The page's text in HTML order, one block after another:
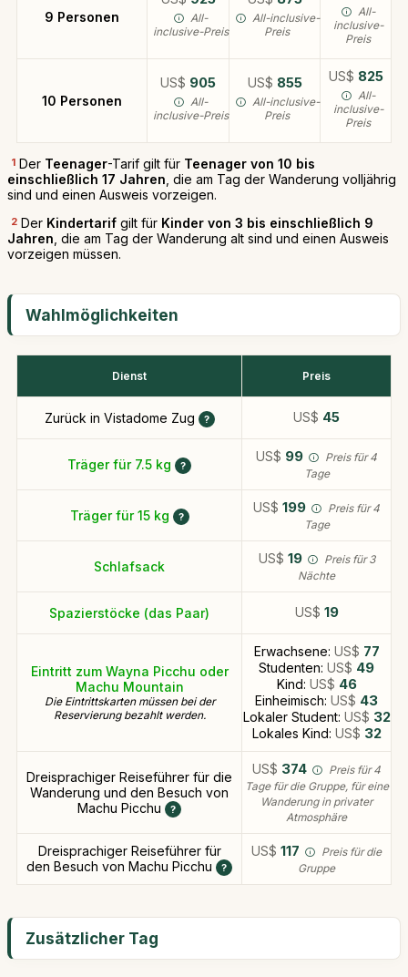
9 Personen
All-
inclusive-Preis
All-inclusive-
Preis
All-
inclusive-
Preis
10 Personen
US$ 905
All-
inclusive-Preis
US$ 855
All-inclusive-
Preis
US$ 825
All-
inclusive-
Preis
1 Der Teenager-Tarif gilt für Teenager von 10 bis
einschließlich 17 Jahren , die am Tag der Wanderung volljährig
sind und einen Ausweis vorzeigen.
2 Der Kindertarif gilt für Kinder von 3 bis einschließlich 9
Jahren , die am Tag der Wanderung alt sind und einen Ausweis
vorzeigen müssen.
Wahlmöglichkeiten
Dienst Preis
Zurück in Vistadome Zug US$ 45
Träger für 7.5 kg
US$ 99
Preis für 4
Tage
Träger für 15 kg
US$ 199
Preis für 4
Tage
Schlafsack
US$ 19
Preis für 3
Nächte
Spazierstöcke (das Paar) US$ 19
Eintritt zum Wayna Picchu oder
Machu Mountain
Die Eintrittskarten müssen bei der
Reservierung bezahlt werden.
Erwachsene: US$ 77
Studenten: US$ 49
Kind: US$ 46
Einheimisch: US$ 43
Lokaler Student: US$ 32
Lokales Kind: US$ 32
Dreisprachiger Reiseführer für die
Wanderung und den Besuch von
Machu Picchu
US$ 374
Preis für 4
Tage für die Gruppe, für eine
Wanderung in privater
Atmosphäre
Dreisprachiger Reiseführer für
den Besuch von Machu Picchu
US$ 117
Preis für die
Gruppe
Zusätzlicher Tag